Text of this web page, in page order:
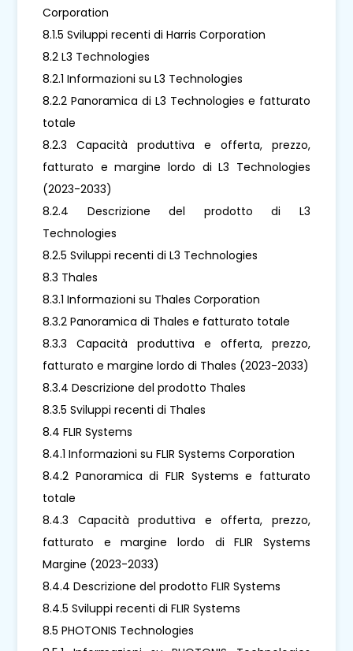
Corporation
8.1.5 Sviluppi recenti di Harris Corporation
8.2 L3 Technologies
8.2.1 Informazioni su L3 Technologies
8.2.2 Panoramica di L3 Technologies e fatturato
totale
8.2.3 Capacità produttiva e offerta, prezzo,
fatturato e margine lordo di L3 Technologies
(2023-2033)
8.2.4 Descrizione del prodotto di L3
Technologies
8.2.5 Sviluppi recenti di L3 Technologies
8.3 Thales
8.3.1 Informazioni su Thales Corporation
8.3.2 Panoramica di Thales e fatturato totale
8.3.3 Capacità produttiva e offerta, prezzo,
fatturato e margine lordo di Thales (2023-2033)
8.3.4 Descrizione del prodotto Thales
8.3.5 Sviluppi recenti di Thales
8.4 FLIR Systems
8.4.1 Informazioni su FLIR Systems Corporation
8.4.2 Panoramica di FLIR Systems e fatturato
totale
8.4.3 Capacità produttiva e offerta, prezzo,
fatturato e margine lordo di FLIR Systems
Margine (2023-2033)
8.4.4 Descrizione del prodotto FLIR Systems
8.4.5 Sviluppi recenti di FLIR Systems
8.5 PHOTONIS Technologies